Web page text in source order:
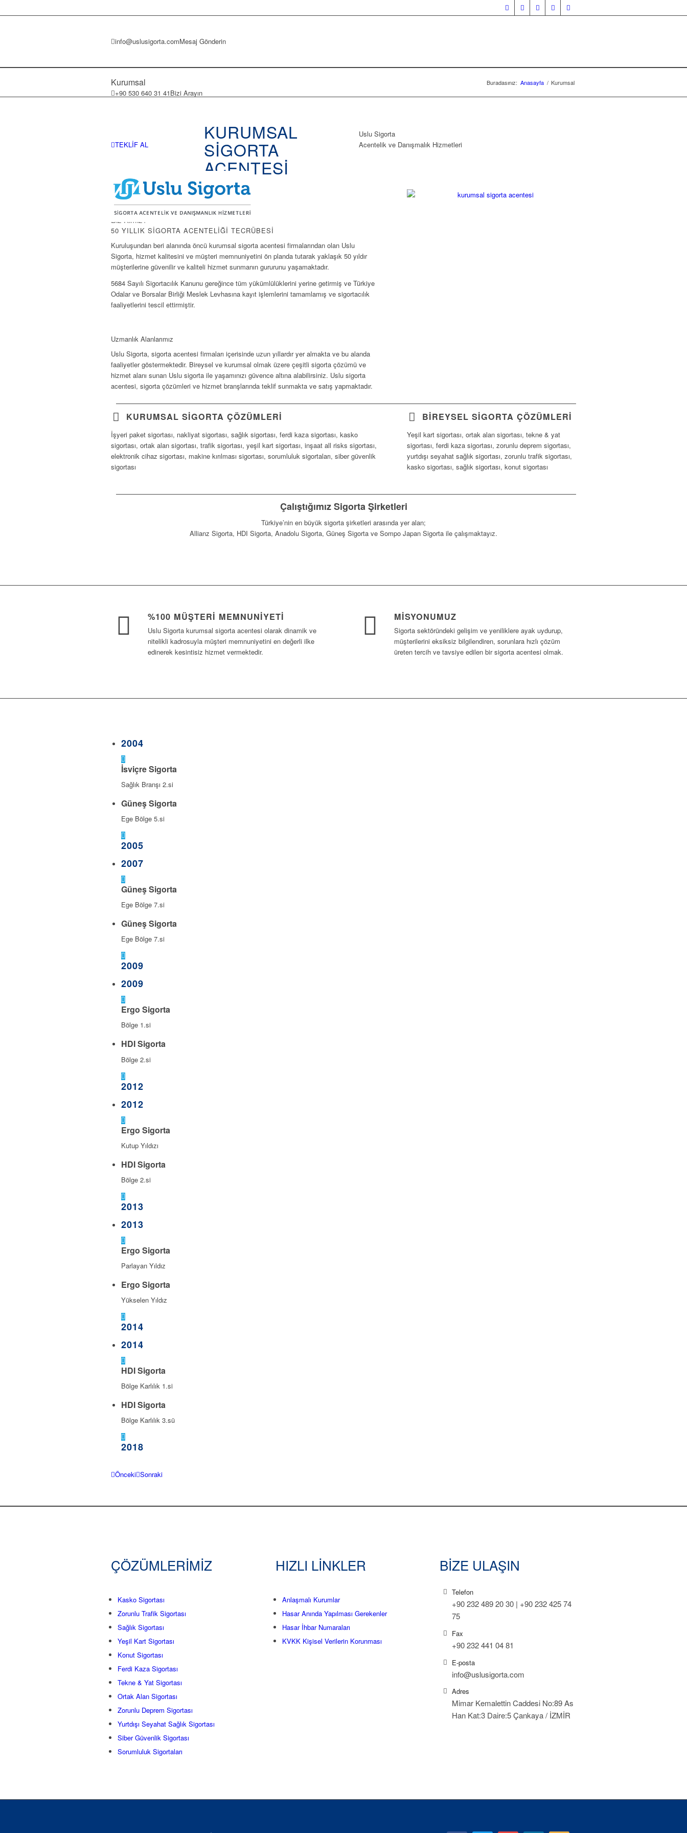
info@uslusigorta.comMesaj Gönderin
+90 530 640 31 41Bizi Arayın
TEKLİF AL
Kurumsal Buradasınız: Anasayfa / Kurumsal
KURUMSAL
SİGORTA
ACENTESİ
Uslu Sigorta
Acentelik ve Danışmalık Hizmetleri
Biz Kimiz?
50 YILLIK SIGORTA ACENTELIĞI TECRÜBESI
Kuruluşundan beri alanında öncü kurumsal sigorta acentesi firmalarından olan Uslu
Sigorta, hizmet kalitesini ve müşteri memnuniyetini ön planda tutarak yaklaşık 50 yıldır
müşterilerine güvenilir ve kaliteli hizmet sunmanın gururunu yaşamaktadır.
5684 Sayılı Sigortacılık Kanunu gereğince tüm yükümlülüklerini yerine getirmiş ve Türkiye
Odalar ve Borsalar Birliği Meslek Levhasına kayıt işlemlerini tamamlamış ve sigortacılık
faaliyetlerini tescil ettirmiştir.
Uzmanlık Alanlarımız
Uslu Sigorta, sigorta acentesi firmaları içerisinde uzun yıllardır yer almakta ve bu alanda
faaliyetler göstermektedir. Bireysel ve kurumsal olmak üzere çeşitli sigorta çözümü ve
hizmet alanı sunan Uslu sigorta ile yaşamınızı güvence altına alabilirsiniz. Uslu sigorta
acentesi, sigorta çözümleri ve hizmet branşlarında teklif sunmakta ve satış yapmaktadır.
KURUMSAL SIGORTA ÇÖZÜMLERI
İşyeri paket sigortası, nakliyat sigortası, sağlık sigortası, ferdi kaza sigortası, kasko
sigortası, ortak alan sigortası, trafik sigortası, yeşil kart sigortası, inşaat all risks sigortası,
elektronik cihaz sigortası, makine kırılması sigortası, sorumluluk sigortaları, siber güvenlik
sigortası
BIREYSEL SIGORTA ÇÖZÜMLERI
Yeşil kart sigortası, ortak alan sigortası, tekne & yat
sigortası, ferdi kaza sigortası, zorunlu deprem sigortası,
yurtdışı seyahat sağlık sigortası, zorunlu trafik sigortası,
kasko sigortası, sağlık sigortası, konut sigortası
Çalıştığımız Sigorta Şirketleri
Türkiye’nin en büyük sigorta şirketleri arasında yer alan;
Allianz Sigorta, HDI Sigorta, Anadolu Sigorta, Güneş Sigorta ve Sompo Japan Sigorta ile çalışmaktayız.
%100 MÜŞTERI MEMNUNIYETI
Uslu Sigorta kurumsal sigorta acentesi olarak dinamik ve
nitelikli kadrosuyla müşteri memnuniyetini en değerli ilke
edinerek kesintisiz hizmet vermektedir.
MİSYONUMUZ
Sigorta sektöründeki gelişim ve yeniliklere ayak uydurup,
müşterilerini eksiksiz bilgilendiren, sorunlara hızlı çözüm
üreten tercih ve tavsiye edilen bir sigorta acentesi olmak.
2004
İsviçre Sigorta
Sağlık Branşı 2.si
Güneş Sigorta
Ege Bölge 5.si
2005
2007
Güneş Sigorta
Ege Bölge 7.si
Güneş Sigorta
Ege Bölge 7.si
2009
2009
Ergo Sigorta
Bölge 1.si
HDI Sigorta
Bölge 2.si
2012
2012
Ergo Sigorta
Kutup Yıldızı
HDI Sigorta
Bölge 2.si
2013
2013
Ergo Sigorta
Parlayan Yıldız
Ergo Sigorta
Yükselen Yıldız
2014
2014
HDI Sigorta
Bölge Karlılık 1.si
HDI Sigorta
Bölge Karlılık 3.sü
2018
Önceki Sonraki
ÇÖZÜMLERİMİZ
Kasko Sigortası
Zorunlu Trafik Sigortası
Sağlık Sigortası
Yeşil Kart Sigortası
Konut Sigortası
Ferdi Kaza Sigortası
Tekne & Yat Sigortası
Ortak Alan Sigortası
Zorunlu Deprem Sigortası
Yurtdışı Seyahat Sağlık Sigortası
Siber Güvenlik Sigortası
Sorumluluk Sigortaları
HIZLI LİNKLER
Anlaşmalı Kurumlar
Hasar Anında Yapılması Gerekenler
Hasar İhbar Numaraları
KVKK Kişisel Verilerin Korunması
BİZE ULAŞIN
Telefon
+90 232 489 20 30 | +90 232 425 74
75
Fax
+90 232 441 04 81
E-posta
info@uslusigorta.com
Adres
Mimar Kemalettin Caddesi No:89 As
Han Kat:3 Daire:5 Çankaya / İZMİR